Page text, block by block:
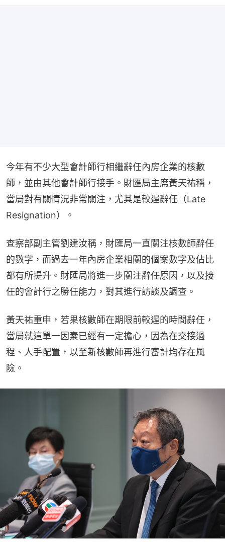
今年有不少大型會計師行相繼辭任內房企業的核數
師，並由其他會計師行接手。財匯局主席黃天祐稱，
當局對有關情況非常關注，尤其是較遲辭任（Late
Resignation）。
查察部副主管劉建汝稱，財匯局一直關注核數師辭任
的數字，而過去一年內房企業相關的個案數字及佔比
都有所提升。財匯局將進一步關注辭任原因，以及接
任的會計行之勝任能力，對其進行訪談及調查。
黃天祐重申，若果核數師在期限前較遲的時間辭任，
當局就這單一因素已經有一定擔心，因為在交接過
程、人手配置，以至新核數師再進行審計均存在風
險。